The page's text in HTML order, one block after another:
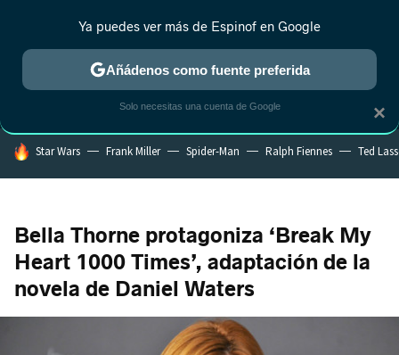
MENÚ NUEVO
ESTRENOS REALITY ANIME RANKINGS CINE
HOY SE HABLA DE
Star Wars Frank Miller Spider-Man Ralph Fiennes Ted
Bella Thorne protagoniza ‘Break My
Heart 1000 Times’, adaptación de la
novela de Daniel Waters
×
Ya puedes ver más de Espinof en Google
Añádenos como fuente preferida
Solo necesitas una cuenta de Google